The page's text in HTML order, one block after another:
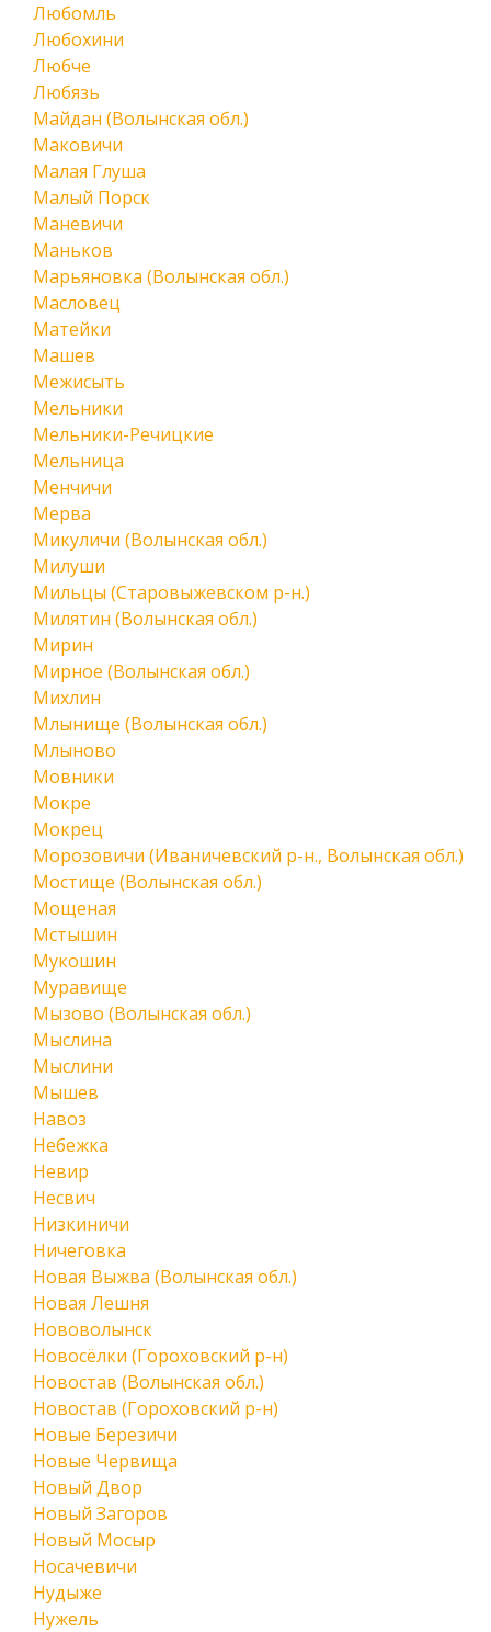
Любомль
Любохини
Любче
Любязь
Майдан (Волынская обл.)
Маковичи
Малая Глуша
Малый Порск
Маневичи
Маньков
Марьяновка (Волынская обл.)
Масловец
Матейки
Машев
Межисыть
Мельники
Мельники-Речицкие
Мельница
Менчичи
Мерва
Микуличи (Волынская обл.)
Милуши
Мильцы (Старовыжевском р-н.)
Милятин (Волынская обл.)
Мирин
Мирное (Волынская обл.)
Михлин
Млынище (Волынская обл.)
Млыново
Мовники
Мокре
Мокрец
Морозовичи (Иваничевский р-н., Волынская обл.)
Мостище (Волынская обл.)
Мощеная
Мстышин
Мукошин
Муравище
Мызово (Волынская обл.)
Мыслина
Мыслини
Мышев
Навоз
Небежка
Невир
Несвич
Низкиничи
Ничеговка
Новая Выжва (Волынская обл.)
Новая Лешня
Нововолынск
Новосёлки (Гороховский р-н)
Новостав (Волынская обл.)
Новостав (Гороховский р-н)
Новые Березичи
Новые Червища
Новый Двор
Новый Загоров
Новый Мосыр
Носачевичи
Нудыже
Нужель